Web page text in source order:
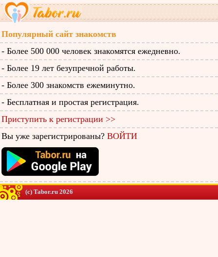
Популярный сайт знакомств
- Более 500 000 человек знакомятся ежедневно.
- Более 19 лет безупречной работы.
- Более 300 знакомств ежеминутно.
- Бесплатная и простая регистрация.
Приступить к регистрации >>
Вы уже зарегистрированы? ВОЙТИ
(c) Tabor.ru 2026